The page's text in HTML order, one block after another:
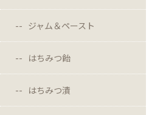
ジャム＆ペースト
はちみつ飴
はちみつ漬